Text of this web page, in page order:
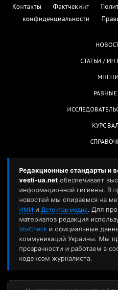
Контакты
Фактчекинг
конфиденциальности
СТАТЬИ /
КУРС
Редакционные стандарты и
vesti-ua.net обеспечивает
информационной гигиены. В
новостей мы опираемся на
ИМИ и Детектор медиа. Для
материалов редакция
VoxCheck и официальные
коммуникаций Украины. Мы
прозрачности и работаем в
кодексом журналиста.